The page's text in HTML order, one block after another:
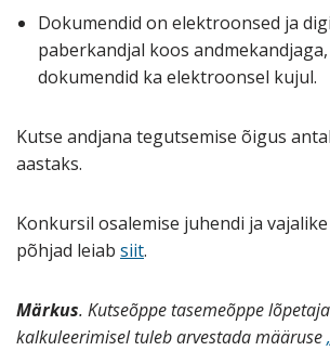
Dokumendid on elektroonsed ja
paberkandjal koos
dokumendid ka elektroonsel kujul.
Kutse andjana tegutsemise õigus
aastaks.
Konkursil osalemise juhendi ja
põhjad leiab siit.
Märkus. Kutseõppe tasemeõppe
kalkuleerimisel tuleb arvestada määruse